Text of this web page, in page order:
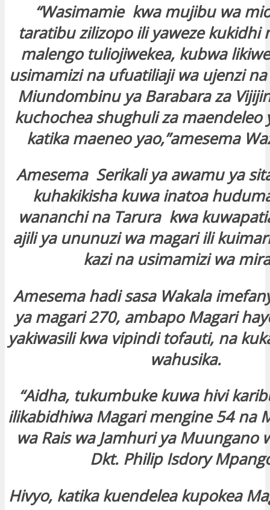
“Wasimamie kwa mujibu wa
taratibu zilizopo ili yaweze kukidhi
malengo tuliojiwekea, kubwa
usimamizi na ufuatiliaji wa ujenzi
Miundombinu ya Barabara za
kuchochea shughuli za maendeleo
katika maeneo yao,”amesema
Amesema Serikali ya awamu ya
kuhakikisha kuwa inatoa
wananchi na Tarura kwa
ajili ya ununuzi wa magari ili
kazi na usimamizi wa
Amesema hadi sasa Wakala
ya magari 270, ambapo Magari
yakiwasili kwa vipindi tofauti, na
wahusika.
“Aidha, tukumbuke kuwa hivi
ilikabidhiwa Magari mengine 54 na
wa Rais wa Jamhuri ya Muungano
Dkt. Philip Isdory
Hivyo, katika kuendelea kupokea